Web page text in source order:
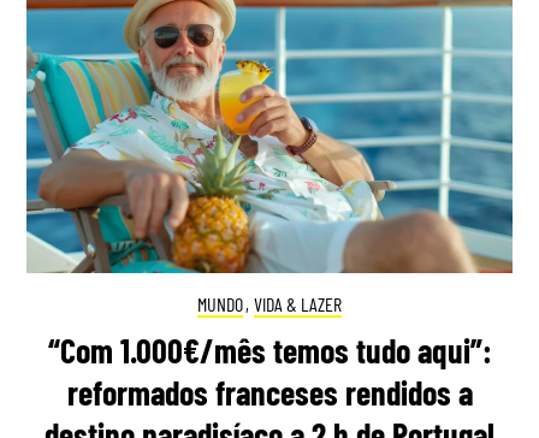
MUNDO, VIDA & LAZER
“Com 1.000€/mês temos tudo aqui”:
reformados franceses rendidos a